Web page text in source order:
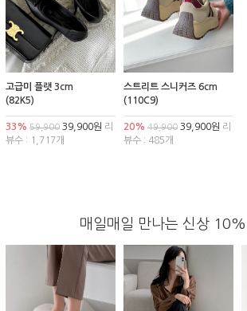
고급미 플랫 3cm
(82K5)
33% 59,900 39,900원 리
뷰수 : 1,717개
스트리트 스니커즈 6cm
(110C9)
20% 49,90039,900원 리
뷰수 : 485개
매일매일 만나는 신상